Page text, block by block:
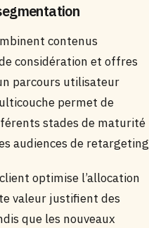
contenus
considération et offres
parcours utilisateur
permet de
stades de maturité
audiences de
optimise l’allocation
valeur justifient des
que les nouveaux